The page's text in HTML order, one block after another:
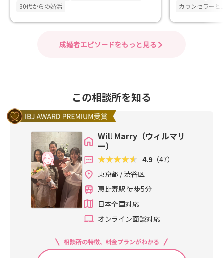
30代からの婚活
カウンセラーと
成婚者エピソードをもっと見る
この相談所を知る
Will Marry（ウィルマリ
ー）
4.9 （47）
東京都 / 渋谷区
恵比寿駅 徒歩5分
日本全国対応
オンライン面談対応
相談所の特徴、料金プランがわかる